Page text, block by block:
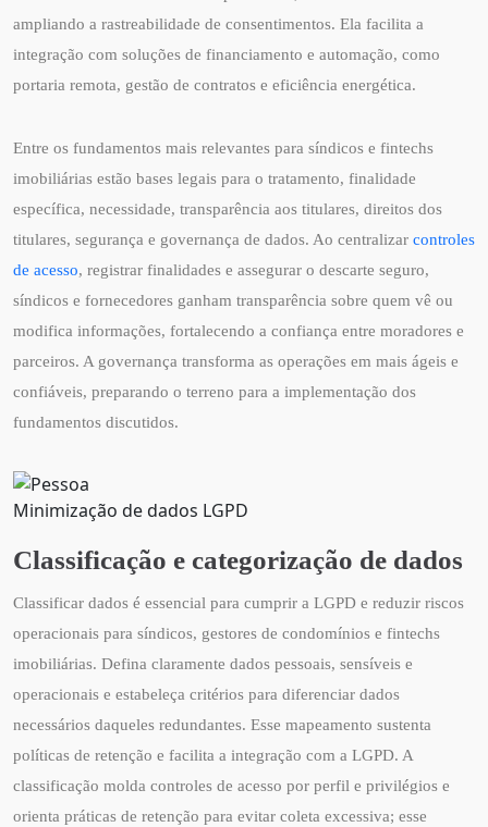
ampliando a rastreabilidade de consentimentos. Ela facilita a
integração com soluções de financiamento e automação, como
portaria remota, gestão de contratos e eficiência energética.
Entre os fundamentos mais relevantes para síndicos e fintechs
imobiliárias estão bases legais para o tratamento, finalidade
específica, necessidade, transparência aos titulares, direitos dos
titulares, segurança e governança de dados. Ao centralizar controles
de acesso, registrar finalidades e assegurar o descarte seguro,
síndicos e fornecedores ganham transparência sobre quem vê ou
modifica informações, fortalecendo a confiança entre moradores e
parceiros. A governança transforma as operações em mais ágeis e
confiáveis, preparando o terreno para a implementação dos
fundamentos discutidos.
Minimização de dados LGPD
Classificação e categorização de dados
Classificar dados é essencial para cumprir a LGPD e reduzir riscos
operacionais para síndicos, gestores de condomínios e fintechs
imobiliárias. Defina claramente dados pessoais, sensíveis e
operacionais e estabeleça critérios para diferenciar dados
necessários daqueles redundantes. Esse mapeamento sustenta
políticas de retenção e facilita a integração com a LGPD. A
classificação molda controles de acesso por perfil e privilégios e
orienta práticas de retenção para evitar coleta excessiva; esse